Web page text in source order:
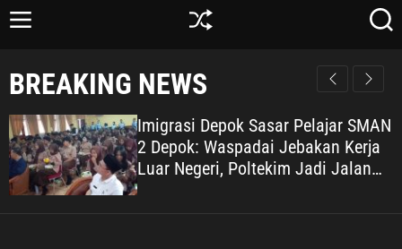
M
u
S
ff
e
S
r
h
BREAKING NEWS
Imigrasi Depok Sasar Pelajar SMAN
2 Depok: Waspadai Jebakan Kerja
Luar Negeri, Poltekim Jadi Jalan